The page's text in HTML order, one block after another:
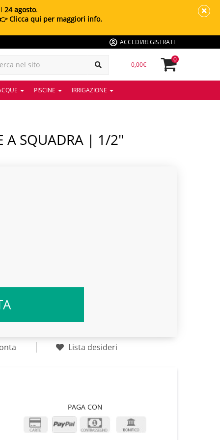
24 agosto.
Clicca qui per maggiori info.
ACCEDI/REGISTRATI
0,00€
0
PISCINE IRRIGAZIONE
Lista desideri
PAGA CON